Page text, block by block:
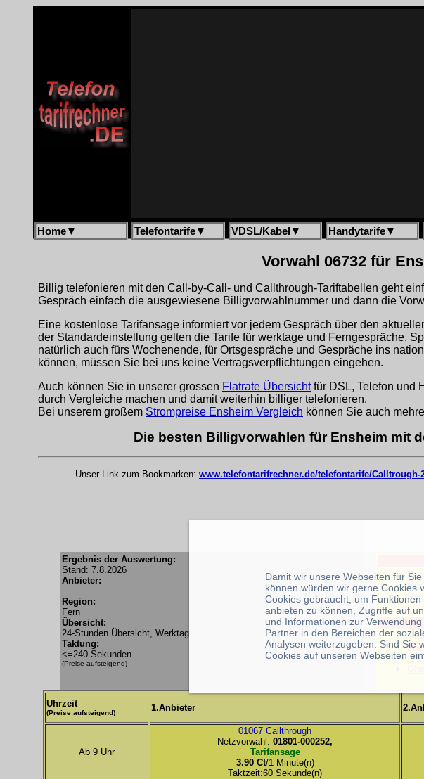
Home▼ Telefontarife▼ VDSL/Kabel ▼ Handytarife▼
Vorwahl 06732 für
Billig telefonieren mit den Call-by-Call- und Callthrough-Tariftabellen geht
Gespräch einfach die ausgewiesene Billigvorwahlnummer und dann die
Eine kostenlose Tarifansage informiert vor jedem Gespräch über den
der Standardeinstellung gelten die Tarife für werktage und Ferngespräche.
natürlich auch fürs Wochenende, für Ortsgespräche und Gespräche ins
können, müssen Sie bei uns keine Vertragsverpflichtungen eingehen.
Auch können Sie in unserer grossen Flatrate Übersichtfür DSL, Telefon und
durch Vergleiche machen und damit weiterhin billiger telefonieren.
Bei unserem großem Strompreise Ensheim Vergleich können Sie auch
Die besten Billigvorwahlen für Ensheim mit
Unser Link zum Bookmarken: www.telefontarifrechner.de/telefontarife/Calltrough-
Ergebnis der Auswertung:
Stand: 7.8.2026
Anbieter:
Region:
Fern
Übersicht:
24-Stunden Übersicht, Werktag
Taktung:
<=240 Sekunden
(Preise aufsteigend)
Mit
Mit
Uhrzeit
(Preise aufsteigend) 1.Anbieter
Ab 9 Uhr
01067 Callthrough
Netzvorwahl: 01801-000252,
Tarifansage
3.90 Ct/1 Minute(n)
Taktzeit:60 Sekunde(n)
Damit wir unsere Webseiten für
können würden wir gerne Cookies
Cookies gebraucht, um
anbieten zu können, Zugriffe auf
und Informationen zur
Partner in den Bereichen der
Analysen weiterzugeben. Sind Sie
Cookies auf unseren Webseiten